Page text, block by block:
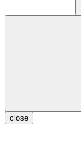
close